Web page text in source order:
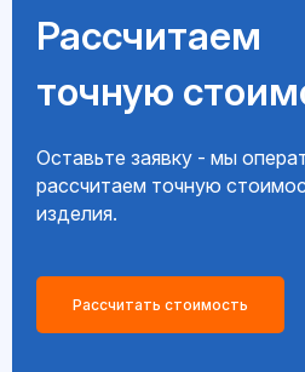
Рассчитаем
точную
Оставьте заявку - мы
рассчитаем точную
изделия.
Рассчитать стоимость